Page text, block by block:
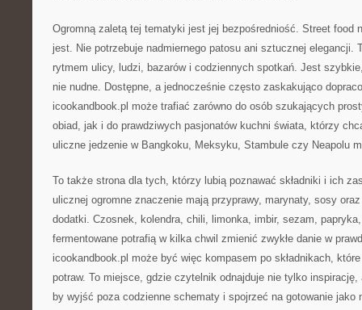
Ogromną zaletą tej tematyki jest jej bezpośredniość. Street food
jest. Nie potrzebuje nadmiernego patosu ani sztucznej elegancji.
rytmem ulicy, ludzi, bazarów i codziennych spotkań. Jest
nie nudne. Dostępne, a jednocześnie często zaskakująco
icookandbook.pl może trafiać zarówno do osób szukających
obiad, jak i do prawdziwych pasjonatów kuchni świata, którzy
uliczne jedzenie w Bangkoku, Meksyku, Stambule czy Neapolu
To także strona dla tych, którzy lubią poznawać składniki i ich
ulicznej ogromne znaczenie mają przyprawy, marynaty, sosy
dodatki. Czosnek, kolendra, chili, limonka, imbir, sezam,
fermentowane potrafią w kilka chwil zmienić zwykłe danie w
icookandbook.pl może być więc kompasem po składnikach,
potraw. To miejsce, gdzie czytelnik odnajduje nie tylko
by wyjść poza codzienne schematy i spojrzeć na gotowanie jako